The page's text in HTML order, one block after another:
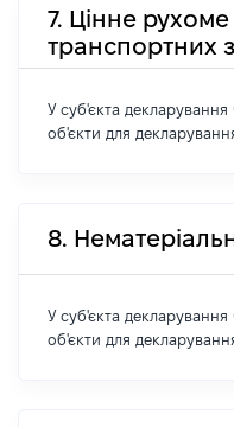
7. Цінне
транспортних
У суб'єкта декларування
об'єкти для
8.
У суб'єкта декларування
об'єкти для